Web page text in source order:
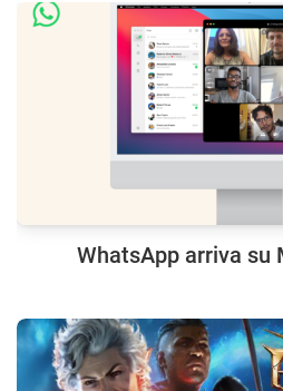
WhatsApp arriva su